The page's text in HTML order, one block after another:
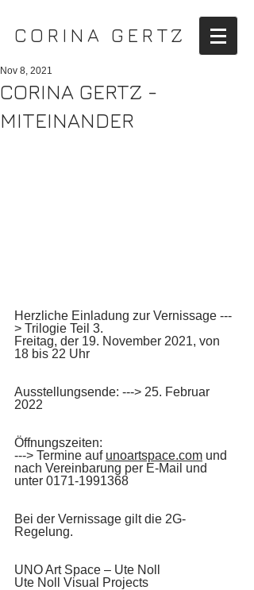
CORINA GERTZ
CORINA GERTZ -
MITEINANDER
Nov 8, 2021
Herzliche Einladung zur Vernissage ---
> Trilogie Teil 3.
Freitag, der 19. November 2021, von
18 bis 22 Uhr
Ausstellungsende: ---> 25. Februar
2022
Öffnungszeiten:
---> Termine auf unoartspace.com und
nach Vereinbarung per E-Mail und
unter 0171-1991368
Bei der Vernissage gilt die 2G-
Regelung.
UNO Art Space – Ute Noll
Ute Noll Visual Projects